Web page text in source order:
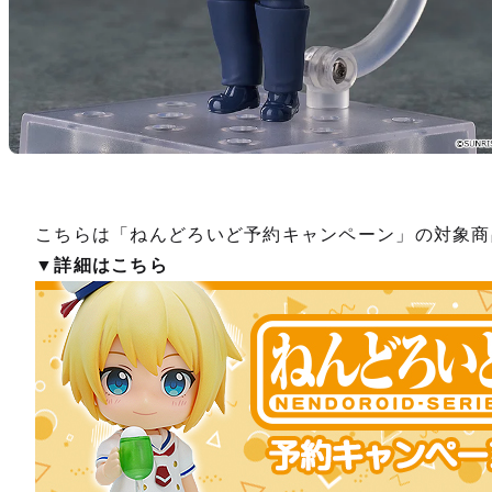
こちらは「ねんどろいど予約キャンペーン」の対象
▼詳細はこちら